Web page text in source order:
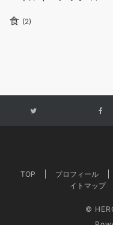
食 (2)
TOP プロフィール
イトマップ
©